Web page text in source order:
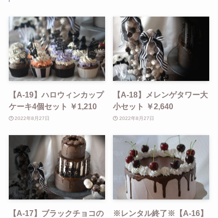
【A-19】ハロウィンカップ
ケーキ4個セット ￥1,210
2022年8月27日
【A-18】メレンゲタワー大
小セット ￥2,640
2022年8月27日
【A-17】ブラックチョコの
※レンタル終了※【A-16】